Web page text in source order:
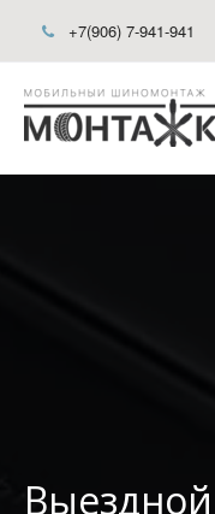
+7(906) 7-941-941